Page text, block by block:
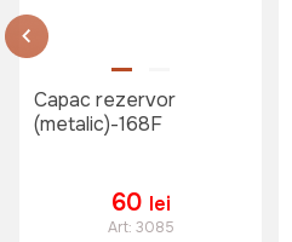
Capac rezervor
(metalic)-168F
60 lei
Art: 3085